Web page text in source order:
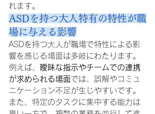
れます。
ASDを持つ大人特有の特性が職
場に与える影響
ASDを持つ大人が職場で特性による影
響を感じる場面は多岐にわたります。
例えば、
曖昧な指示やチームでの連携
が求められる場面では、誤解やコミュ
ニケーション不足が生じやすいです。
また、特定のタスクに集中する能力は